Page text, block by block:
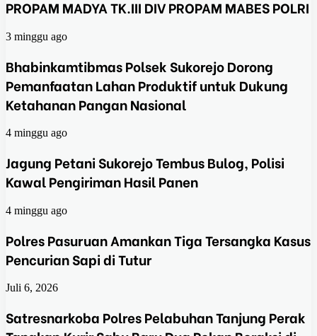
PROPAM MADYA TK.III DIV PROPAM MABES POLRI
3 minggu ago
Bhabinkamtibmas Polsek Sukorejo Dorong
Pemanfaatan Lahan Produktif untuk Dukung
Ketahanan Pangan Nasional
4 minggu ago
Jagung Petani Sukorejo Tembus Bulog, Polisi
Kawal Pengiriman Hasil Panen
4 minggu ago
Polres Pasuruan Amankan Tiga Tersangka Kasus
Pencurian Sapi di Tutur
Juli 6, 2026
Satresnarkoba Polres Pelabuhan Tanjung Perak